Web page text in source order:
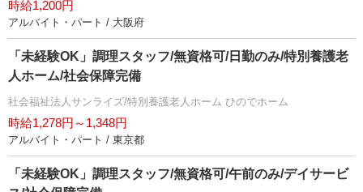
時給1,200円
アルバイト・パート / 大阪府
「未経験OK」調理スタッフ/無資格可/日勤のみ/特別養護老
人ホーム/社会保障完備
社会福祉法人サンライズ/特別養護老人ホーム ひのでホーム
時給1,278円～1,348円
アルバイト・パート / 東京都
「未経験OK」調理スタッフ/無資格可/午前のみ/デイサービ